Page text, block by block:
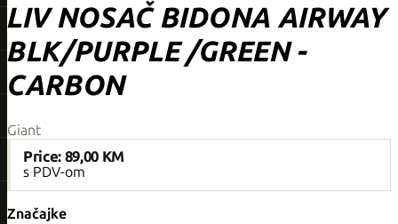
LIV NOSAČ BIDONA AIRWAY
BLK/PURPLE /GREEN -
CARBON
Giant
Price: 89,00 KM
s PDV-om
Značajke